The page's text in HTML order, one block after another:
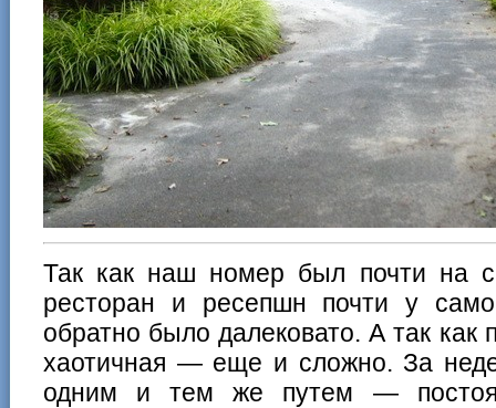
Так как наш номер был почти на
ресторан и ресепшн почти у
обратно было далековато. А так как
хаотичная — еще и сложно. За
одним и тем же путем —